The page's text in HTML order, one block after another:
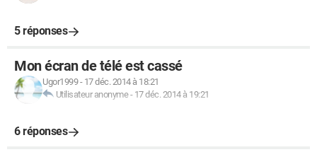
5 réponses
Mon écran de télé est cassé
Ugor1999- 17 déc. 2014 à 18:21
Utilisateur anonyme- 17 déc. 2014 à 19:21
6 réponses